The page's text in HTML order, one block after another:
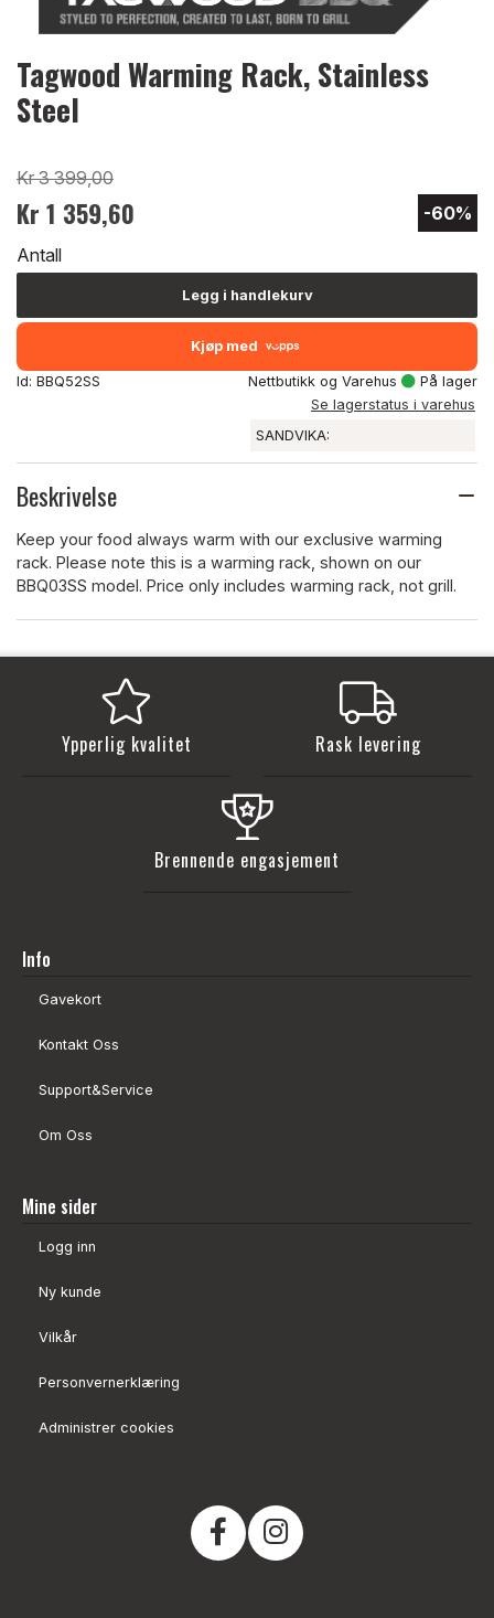
Tagwood Warming Rack, Stainless
Steel
Kr 3 399,00
Kr 1 359,60
-60%
Antall
Legg i handlekurv
Kjøp med
Id: BBQ52SS Nettbutikk og Varehus
På lager
Se lagerstatus i varehus
SANDVIKA:
Beskrivelse
Keep your food always warm with our exclusive warming
rack. Please note this is a warming rack, shown on our
BBQ03SS model. Price only includes warming rack, not grill.
Ypperlig kvalitet Rask levering
Brennende engasjement
Info
Gavekort
Kontakt Oss
Support&Service
Om Oss
Mine sider
Logg inn
Ny kunde
Vilkår
Personvernerklæring
Administrer cookies